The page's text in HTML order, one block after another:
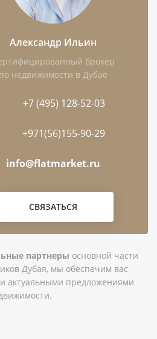
Александр Ильин
брокер
по недвижимости в Дубае
+7 (495) 128-52-03
+971(56)155-90-29
info@flatmarket.ru
СВЯЗАТЬСЯ
партнеры основной части
Дубая, мы обеспечим вас
актуальными предложениями